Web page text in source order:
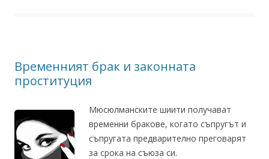
Временният брак и законната
проституция
Мюсюлманските шиити получават
временни бракове, когато съпругът и
съпругата предварително преговарят
за срока на съюза си.